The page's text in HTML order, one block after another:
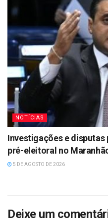
NOTÍCIAS
Investigações e
pré-eleitoral no
5 DE AGOSTO DE 2026
Deixe um